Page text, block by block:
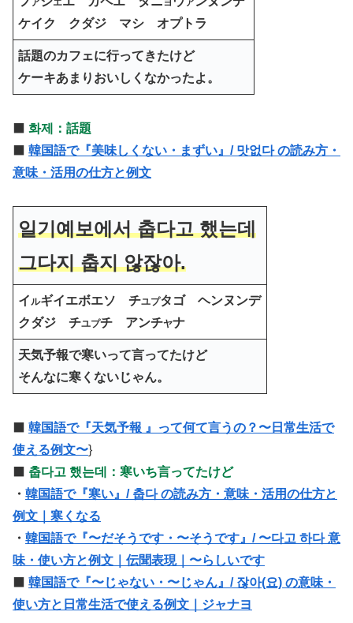
ケイク クダジ マシ オプトラ
話題のカフェに行ってきたけど
ケーキあまりおいしくなかったよ。
화제：話題
韓国語で『美味しくない・まずい』/ 맛없다 の読み方・
意味・活用の仕方と例文
일기예보에서 춥다고 했는데
그다지 춥지 않잖아.
イルギイエボエソ チユプタゴ ヘンヌンデ
クダジ チユプチ アンチヤナ
天気予報で寒いって言ってたけど
そんなに寒くないじゃん。
韓国語で『天気予報 』って何て言うの？〜日常生活で
使える例文〜}
춥다고 했는데：寒いち言ってたけど
・ 韓国語で『寒い』/ 춥다 の読み方・意味・活用の仕方と
例文｜寒くなる
・ 韓国語で『〜だそうです・〜そうです』/ 〜다고 하다 意
味・使い方と例文｜伝聞表現｜〜らしいです
韓国語で『〜じゃない・〜じゃん』/ 잖아(요) の意味・
使い方と日常生活で使える例文｜ジャナヨ